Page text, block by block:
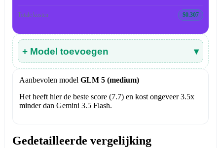
Totale kosten $0.307
+ Model toevoegen ▾
Aanbevolen model GLM 5 (medium)
Het heeft hier de beste score (7.7) en kost ongeveer 3.5x
minder dan Gemini 3.5 Flash.
Gedetailleerde vergelijking